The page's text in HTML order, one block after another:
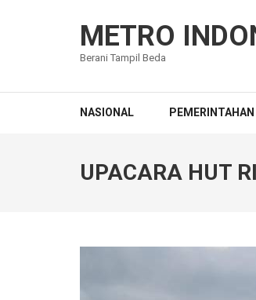
METRO
Berani Tampil Beda
NASIONAL PEMERINTAHAN
UPACARA HUT